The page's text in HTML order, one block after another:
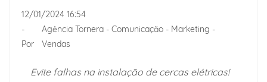
12/01/2024 16:54
-
Por
Agência Tornera - Comunicação - Marketing -
Vendas
Evite falhas na instalação de cercas elétricas!